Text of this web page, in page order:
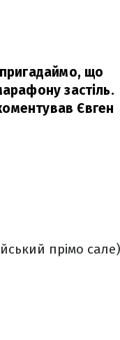
що
застіль.
Євген
прімо